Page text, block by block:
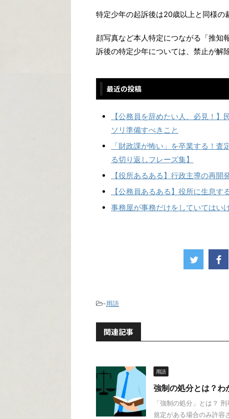
特定少年の起訴後は20歳以上と同様の
顔写真など本人特定につながる「推知
訴後の特定少年については、禁止が解
最近の投稿
【公務員を辞めたい人、必見！
ソリ準備すべきこと
「財政課が怖い」を卒業する！
る切り返しフレーズ集】
【役所あるある】行政主導の再開
【公務員あるある】役所に生息す
事務屋が事務だけをしていてはい
-用語
関連記事
用語
強制の処分とは？わ
「強制の処分」とは？
規定がある場合のみ許容